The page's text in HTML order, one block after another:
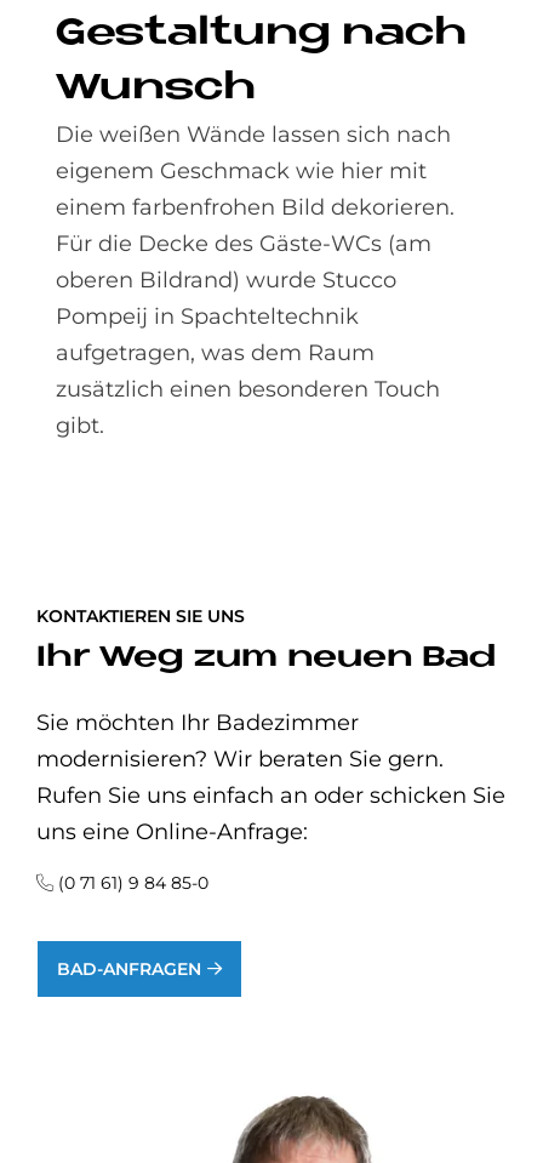
Ge­stal­tung nach
Wunsch
Die weißen Wände lassen sich nach
eigenem Geschmack wie hier mit
einem farbenfrohen Bild dekorieren.
Für die Decke des Gäste-WCs (am
oberen Bildrand) wurde Stucco
Pompeij in Spachteltechnik
aufgetragen, was dem Raum
zusätzlich einen besonderen Touch
gibt.
KONTAKTIEREN SIE UNS
Ihr Weg zum neuen Bad
Sie möchten Ihr Badezimmer
modernisieren? Wir beraten Sie gern.
Rufen Sie uns einfach an oder schicken Sie
uns eine Online-Anfrage:
(0 71 61) 9 84 85-0
BAD-ANFRAGEN